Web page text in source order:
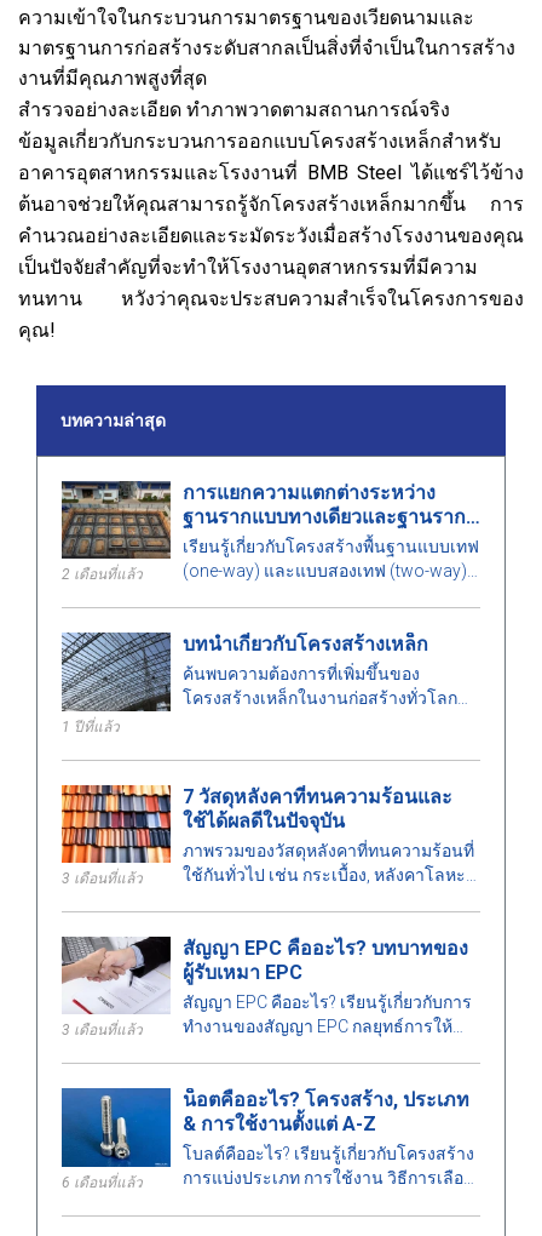
ความเข้าใจในกระบวนการมาตรฐานของเวียดนามและ
มาตรฐานการก่อสร้างระดับสากลเป็นสิ่งที่จำเป็นในการสร้าง
งานที่มีคุณภาพสูงที่สุด
สำรวจอย่างละเอียด ทำภาพวาดตามสถานการณ์จริง
ข้อมูลเกี่ยวกับกระบวนการออกแบบโครงสร้างเหล็กสำหรับ
อาคารอุตสาหกรรมและโรงงานที่ BMB Steel ได้แชร์ไว้ข้าง
ต้นอาจช่วยให้คุณสามารถรู้จักโครงสร้างเหล็กมากขึ้น การ
คำนวณอย่างละเอียดและระมัดระวังเมื่อสร้างโรงงานของคุณ
เป็นปัจจัยสำคัญที่จะทำให้โรงงานอุตสาหกรรมที่มีความ
ทนทาน หวังว่าคุณจะประสบความสำเร็จในโครงการของ
คุณ!
บทความล่าสุด
2 เดือนที่แล้ว
การแยกความแตกต่างระหว่าง
ฐานรากแบบทางเดียวและฐานราก
แบบสองทาง
เรียนรู้เกี่ยวกับโครงสร้างพื้นฐานแบบเทฟ
(one-way) และแบบสองเทฟ (two-way)
ที่เหมาะสมสำหรับโครงการของคุณ.
1 ปีที่แล้ว
บทนำเกี่ยวกับโครงสร้างเหล็ก
ค้นพบความต้องการที่เพิ่มขึ้นของ
โครงสร้างเหล็กในงานก่อสร้างทั่วโลก
3 เดือนที่แล้ว
7 วัสดุหลังคาที่ทนความร้อนและ
ใช้ได้ผลดีในปัจจุบัน
ภาพรวมของวัสดุหลังคาที่ทนความร้อนที่
ใช้กันทั่วไป เช่น กระเบื้อง, หลังคาโลหะ
3 เดือนที่แล้ว
สัญญา EPC คืออะไร? บทบาทของ
ผู้รับเหมา EPC
สัญญา EPC คืออะไร? เรียนรู้เกี่ยวกับการ
ทำงานของสัญญา EPC กลยุทธ์การให้
EPCM.
6 เดือนที่แล้ว
น็อตคืออะไร? โครงสร้าง, ประเภท
& การใช้งานตั้งแต่ A-Z
โบลต์คืออะไร? เรียนรู้เกี่ยวกับโครงสร้าง
การแบ่งประเภท การใช้งาน วิธีการเลือก